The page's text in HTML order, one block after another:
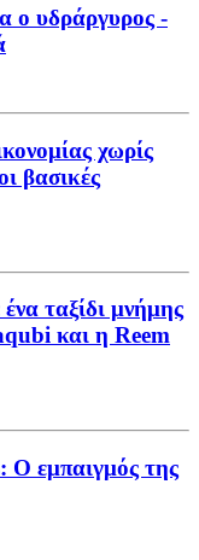
ο υδράργυρος -
χωρίς
βασικές
ταξίδι μνήμης
και η Reem
της